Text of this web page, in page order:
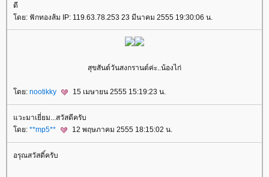
ดี
ดย: ฟักทองส้ม IP: 119.63.78.253 23 มีนาคม 2555 19:30:06 น.
สุขสันต์วันสงกรานต์ค่ะ..น้องไก่
ดย: nootikky 15 เมษายน 2555 15:19:23 น.
วะมาเยี่ยม...สวัสดีครับ
ดย: **mp5** 12 พฤษภาคม 2555 18:15:02 น.
อรุณสวัสดิ์ครับ